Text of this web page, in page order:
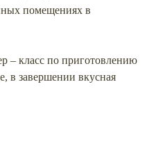
помещениях в
– класс по приготовлению
в завершении вкусная